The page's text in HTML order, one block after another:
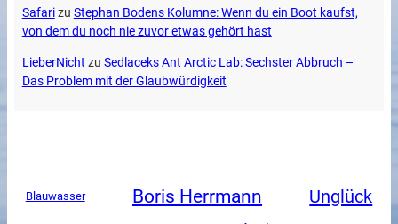
Safarizu Stephan Bodens Kolumne: Wenn du ein Boot kaufst,
von dem du noch nie zuvor etwas gehört hast
LieberNicht zu Sedlaceks Ant Arctic Lab: Sechster Abbruch –
Das Problem mit der Glaubwürdigkeit
Blauwasser Boris Herrmann Unglück